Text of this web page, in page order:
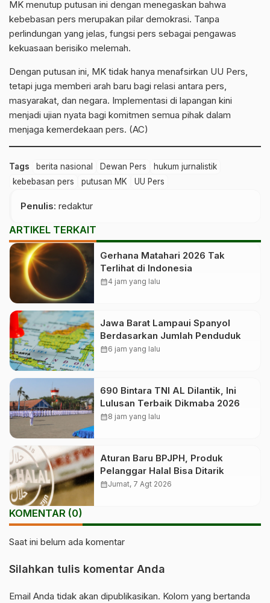
MK menutup putusan ini dengan menegaskan bahwa
kebebasan pers merupakan pilar demokrasi. Tanpa
perlindungan yang jelas, fungsi pers sebagai pengawas
kekuasaan berisiko melemah.
Dengan putusan ini, MK tidak hanya menafsirkan UU Pers,
tetapi juga memberi arah baru bagi relasi antara pers,
masyarakat, dan negara. Implementasi di lapangan kini
menjadi ujian nyata bagi komitmen semua pihak dalam
menjaga kemerdekaan pers. (AC)
Tags berita nasional Dewan Pers
hukum jurnalistik
kebebasan pers
putusan MK UU Pers
Penulis: redaktur
ARTIKEL TERKAIT
Gerhana Matahari 2026 Tak
Terlihat di Indonesia
calendar_month4 jam yang lalu
Jawa Barat Lampaui Spanyol
Berdasarkan Jumlah Penduduk
calendar_month6 jam yang lalu
690 Bintara TNI AL Dilantik, Ini
Lulusan Terbaik Dikmaba 2026
calendar_month8 jam yang lalu
Aturan Baru BPJPH, Produk
Pelanggar Halal Bisa Ditarik
calendar_monthJumat, 7 Agt 2026
KOMENTAR (0)
Saat ini belum ada komentar
Silahkan tulis komentar Anda
Email Anda tidak akan dipublikasikan. Kolom yang bertanda